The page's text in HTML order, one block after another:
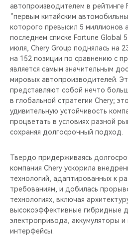
автопроизводителем в рейтинге
“первым китайским
которого превысил 5 миллионов
последнем списке Fortune Global
июля, Chery Group поднялась на
на 152 позиции по сравнению с
является самым значительным
мировых автопроизводителей.
представляют собой нечто
в глобальной стратегии Chery;
удивительную устойчивость
процветать в условиях разной
сохраняя долгосрочный подход.
Твердо придерживаясь
компания Chery ускорила
технологий, адаптированных к
требованиям, и добилась
технологиях, включая
высокоэффективные гибридные
электропривода, аккумуляторы и
интерфейсы.